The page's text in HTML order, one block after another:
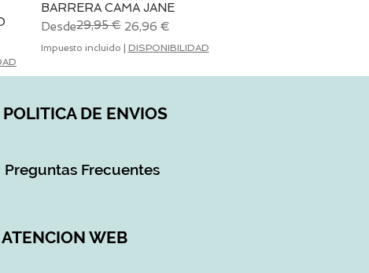
Vista rápida
BARRERA CAMA JANE
Desde
Precio29,95 € 26,96 €
Precio de oferta
Impuesto incluido DISPONIBILIDAD
POLITICA DE ENVIOS
Preguntas Frecuentes
ATENCION WEB